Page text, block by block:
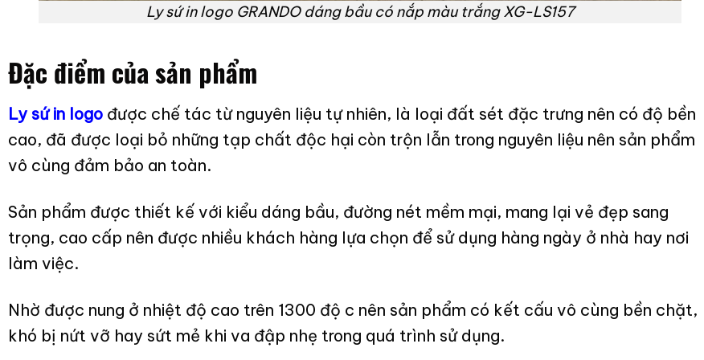
Ly sứ in logo GRANDO dáng bầu có nắp màu trắng XG-LS157
Đặc điểm của sản phẩm
Ly sứ in logo được chế tác từ nguyên liệu tự nhiên, là loại đất sét đặc trưng nên có độ bền
cao, đã được loại bỏ những tạp chất độc hại còn trộn lẫn trong nguyên liệu nên sản phẩm
vô cùng đảm bảo an toàn.
Sản phẩm được thiết kế với kiểu dáng bầu, đường nét mềm mại, mang lại vẻ đẹp sang
trọng, cao cấp nên được nhiều khách hàng lựa chọn để sử dụng hàng ngày ở nhà hay nơi
làm việc.
Nhờ được nung ở nhiệt độ cao trên 1300 độ c nên sản phẩm có kết cấu vô cùng bền chặt,
khó bị nứt vỡ hay sứt mẻ khi va đập nhẹ trong quá trình sử dụng.